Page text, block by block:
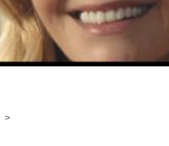
>